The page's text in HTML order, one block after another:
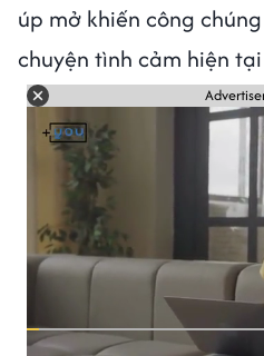
úp mở khiến công
chuyện tình cảm hiện